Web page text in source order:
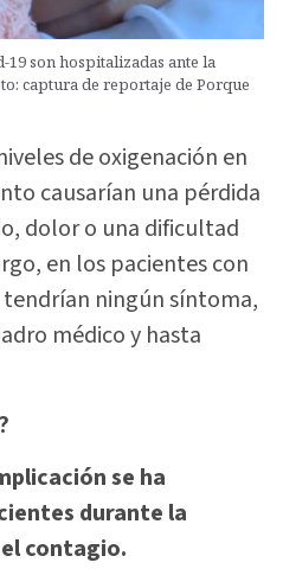
19 son hospitalizadas ante la
captura de reportaje de Porque
de oxigenación en
causarían una pérdida
dolor o una dificultad
en los pacientes con
ningún síntoma,
médico y hasta
se ha
durante la
contagio.